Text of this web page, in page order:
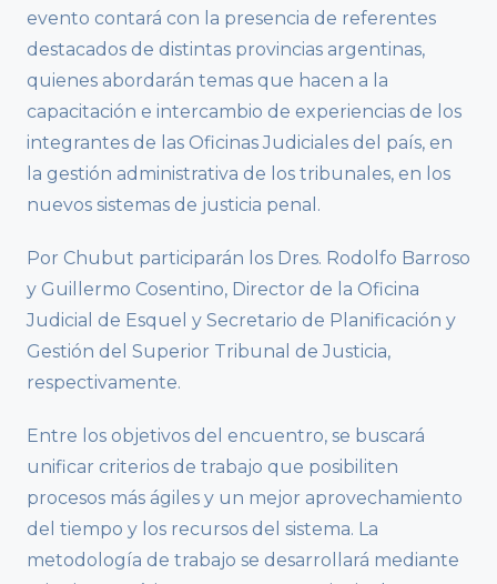
evento contará con la presencia de referentes
destacados de distintas provincias argentinas,
quienes abordarán temas que hacen a la
capacitación e intercambio de experiencias de los
integrantes de las Oficinas Judiciales del país, en
la gestión administrativa de los tribunales, en los
nuevos sistemas de justicia penal.
Por Chubut participarán los Dres. Rodolfo Barroso
y Guillermo Cosentino, Director de la Oficina
Judicial de Esquel y Secretario de Planificación y
Gestión del Superior Tribunal de Justicia,
respectivamente.
Entre los objetivos del encuentro, se buscará
unificar criterios de trabajo que posibiliten
procesos más ágiles y un mejor aprovechamiento
del tiempo y los recursos del sistema. La
metodología de trabajo se desarrollará mediante